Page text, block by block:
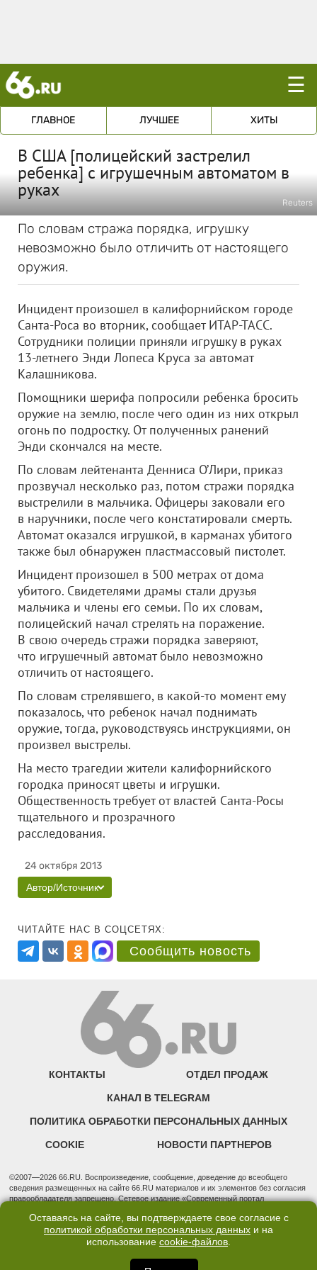
☰
ГЛАВНОЕ ЛУЧШЕЕ ХИТЫ
В США [полицейский застрелил
ребенка] с игрушечным автоматом в
руках
Reuters
По словам стража порядка, игрушку
невозможно было отличить от настоящего
оружия.
Инцидент произошел в калифорнийском городе
Санта-Роса во вторник, сообщает ИТАР-ТАСС.
Сотрудники полиции приняли игрушку в руках
13-летнего Энди Лопеса Круса за автомат
Калашникова.
Помощники шерифа попросили ребенка бросить
оружие на землю, после чего один из них открыл
огонь по подростку. От полученных ранений
Энди скончался на месте.
По словам лейтенанта Денниса О’Лири, приказ
прозвучал несколько раз, потом стражи порядка
выстрелили в мальчика. Офицеры заковали его
в наручники, после чего констатировали смерть.
Автомат оказался игрушкой, в карманах убитого
также был обнаружен пластмассовый пистолет.
Инцидент произошел в 500 метрах от дома
убитого. Свидетелями драмы стали друзья
мальчика и члены его семьи. По их словам,
полицейский начал стрелять на поражение.
В свою очередь стражи порядка заверяют,
что игрушечный автомат было невозможно
отличить от настоящего.
По словам стрелявшего, в какой-то момент ему
показалось, что ребенок начал поднимать
оружие, тогда, руководствуясь инструкциями, он
произвел выстрелы.
На место трагедии жители калифорнийского
городка приносят цветы и игрушки.
Общественность требует от властей Санта-Росы
тщательного и прозрачного
расследования.
24 октября 2013
Автор/Источник
ЧИТАЙТЕ НАС В СОЦСЕТЯХ:
Сообщить новость
КОНТАКТЫ ОТДЕЛ ПРОДАЖ
КАНАЛ В TELEGRAM
ПОЛИТИКА ОБРАБОТКИ ПЕРСОНАЛЬНЫХ ДАННЫХ
COOKIE НОВОСТИ ПАРТНЕРОВ
©2007—2026 66.RU. Воспроизведение, сообщение, доведение до всеобщего
сведения размещенных на сайте 66.RU материалов и их элементов без согласия
правообладателя запрещено. Сетевое издание «Современный портал
надзору в сфере связи, информационных технологий и массовых коммуникаций
(Роскомнадзор). Регистрационный номер ЭЛ № ФС 77 - 76634 от 02.09.2019
Учредитель: Общество с ограниченной ответственностью "66.ру". Юридический
3, оф. 7015 Фактический адрес редакции и отдела продаж: 620014, Свердловская
Оставаясь на сайте, вы подтверждаете свое согласие с
политикой обработки персональных данных и на
использование cookie-файлов.